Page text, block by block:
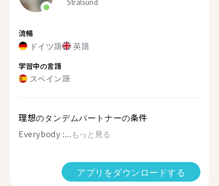
Stralsund
流暢
ドイツ語 英語
学習中の言語
スペイン語
理想のタンデムパートナーの条件
Everybody :...もっと見る
アプリをダウンロードする